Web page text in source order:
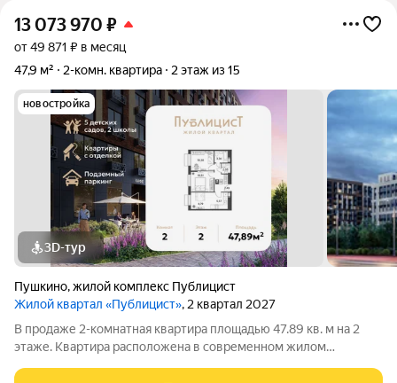
13 073 970 ₽
от 49 871 ₽ в месяц
47,9 м²
2-комн. квартира 2 этаж из 15
новостройка
3D-тур
Пушкино,жилой комплекс Публицист
Жилой квартал «Публицист», 2 квартал 2027
В продаже 2-комнатная квартира площадью 47.89 кв. м на 2
этаже. Квартира расположена в современном жилом